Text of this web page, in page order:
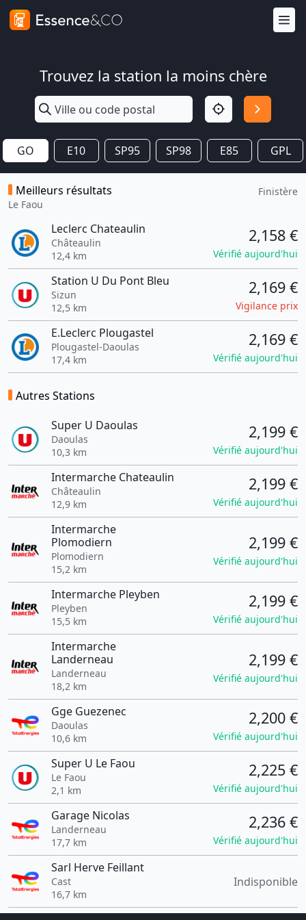
Trouvez la station la moins chère
GO E10 SP95 SP98 E85 GPL
Meilleurs résultats
Le Faou
Finistère
Leclerc Chateaulin
Châteaulin
12,4 km
2,158 €
Vérifié aujourd'hui
Station U Du Pont Bleu
Sizun
12,5 km
2,169 €
Vigilance prix
E.Leclerc Plougastel
Plougastel-Daoulas
17,4 km
2,169 €
Vérifié aujourd'hui
Autres Stations
Super U Daoulas
Daoulas
10,3 km
2,199 €
Vérifié aujourd'hui
Intermarche Chateaulin
Châteaulin
12,9 km
2,199 €
Vérifié aujourd'hui
Intermarche
Plomodiern
Plomodiern
15,2 km
2,199 €
Vérifié aujourd'hui
Intermarche Pleyben
Pleyben
15,5 km
2,199 €
Vérifié aujourd'hui
Intermarche
Landerneau
Landerneau
18,2 km
2,199 €
Vérifié aujourd'hui
Gge Guezenec
Daoulas
10,6 km
2,200 €
Vérifié aujourd'hui
Super U Le Faou
Le Faou
2,1 km
2,225 €
Vérifié aujourd'hui
Garage Nicolas
Landerneau
17,7 km
2,236 €
Vérifié aujourd'hui
Sarl Herve Feillant
Cast
16,7 km
Indisponible